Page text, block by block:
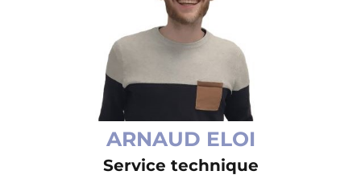
ARNAUD ELOI
Service technique